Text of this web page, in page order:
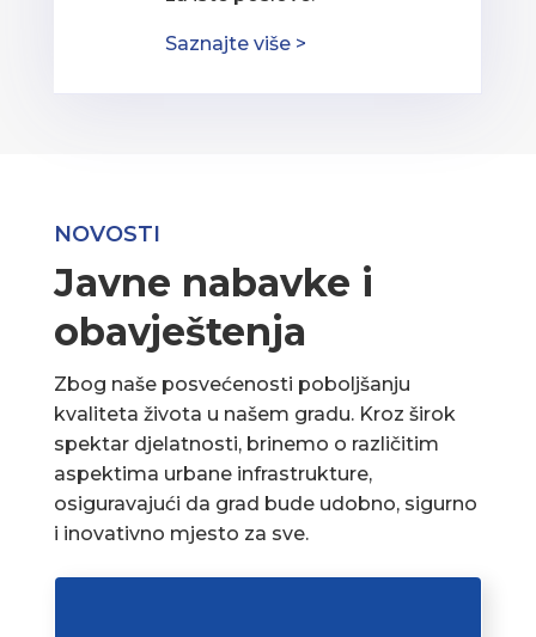
Saznajte više >
NOVOSTI
Javne nabavke i
obavještenja
Zbog naše posvećenosti poboljšanju
kvaliteta života u našem gradu. Kroz širok
spektar djelatnosti, brinemo o različitim
aspektima urbane infrastrukture,
osiguravajući da grad bude udobno, sigurno
i inovativno mjesto za sve.